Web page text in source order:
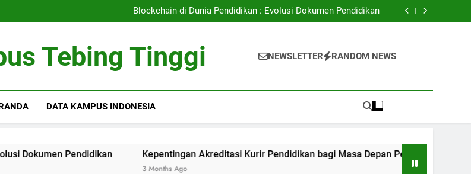
Blockchain di Dunia Pendidikan : Evolusi Dokumen Pendidikan
Kepentingan Akreditasi Kurir Pendidikan bagi Masa Depan Pekerjaan
Blockchain di Dunia Pendidikan : Evolusi Dokumen Pendidikan
Kepentingan Akreditasi Kurir Pendidikan bagi Masa Depan Pekerjaan
Tebing Tinggi NEWSLETTER RANDOM NEWS
DATA KAMPUS INDONESIA
Pendidikan Kepentingan Akreditasi Kurir Pendidikan bagi Masa Depan Pekerjaan Peserta Didik
3 Months Ago